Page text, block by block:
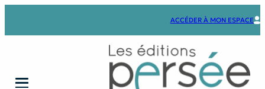
ACCÉDER À MON ESPACE